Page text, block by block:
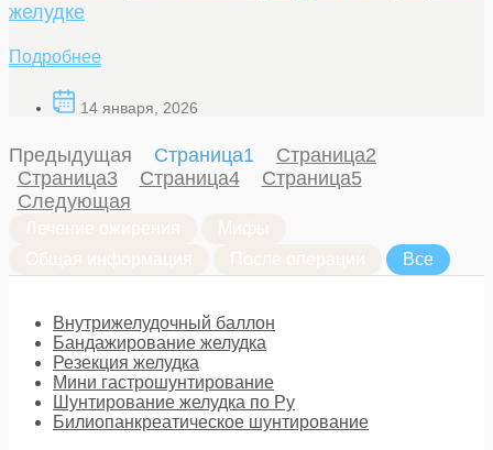
желудке
Подробнее
14 января, 2026
Предыдущая Страница1 Страница2
Страница3 Страница4 Страница5
Следующая
Все
Внутрижелудочный баллон
Бандажирование желудка
Резекция желудка
Мини гастрошунтирование
Шунтирование желудка по Ру
Билиопанкреатическое шунтирование